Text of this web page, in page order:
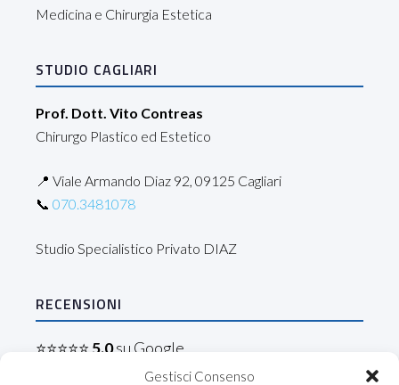
Gestisci Consenso
Medicina e Chirurgia Estetica
STUDIO CAGLIARI
Prof. Dott. Vito Contreas
Chirurgo Plastico ed Estetico
📍 Viale Armando Diaz 92, 09125 Cagliari
📞 070.3481078
Studio Specialistico Privato DIAZ
RECENSIONI
⭐⭐⭐⭐⭐5.0su Google